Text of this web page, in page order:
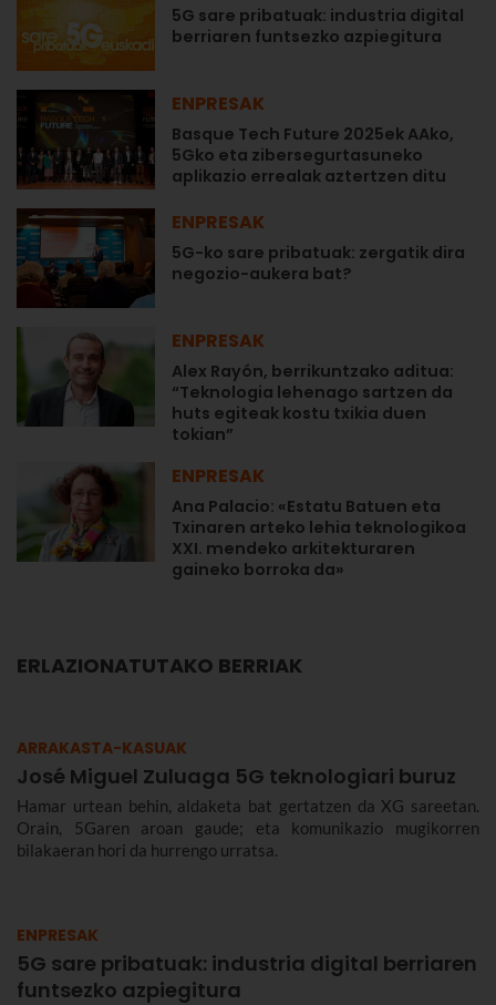
5G sare pribatuak: industria digital
berriaren funtsezko azpiegitura
ENPRESAK
Basque Tech Future 2025ek AAko,
5Gko eta zibersegurtasuneko
aplikazio errealak aztertzen ditu
ENPRESAK
5G-ko sare pribatuak: zergatik dira
negozio-aukera bat?
ENPRESAK
Alex Rayón, berrikuntzako aditua:
“Teknologia lehenago sartzen da
huts egiteak kostu txikia duen
tokian”
ENPRESAK
Ana Palacio: «Estatu Batuen eta
Txinaren arteko lehia teknologikoa
XXI. mendeko arkitekturaren
gaineko borroka da»
ERLAZIONATUTAKO BERRIAK
ARRAKASTA-KASUAK
José Miguel Zuluaga 5G teknologiari buruz
Hamar urtean behin, aldaketa bat gertatzen da XG sareetan.
Orain, 5Garen aroan gaude; eta komunikazio mugikorren
bilakaeran hori da hurrengo urratsa.
ENPRESAK
5G sare pribatuak: industria digital berriaren
funtsezko azpiegitura